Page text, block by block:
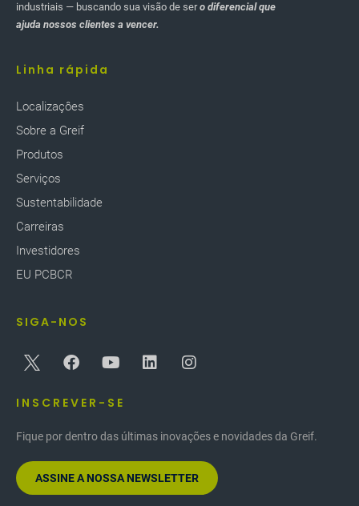
industriais — buscando sua visão de sero diferencial que
ajuda nossos clientes a vencer.
Linha rápida
Localizaçôes
Sobre a Greif
Produtos
Serviços
Sustentabilidade
Carreiras
Investidores
EU PCBCR
SIGA-NOS
INSCREVER-SE
Fique por dentro das últimas inovações e novidades da Greif.
ASSINE A NOSSA NEWSLETTER